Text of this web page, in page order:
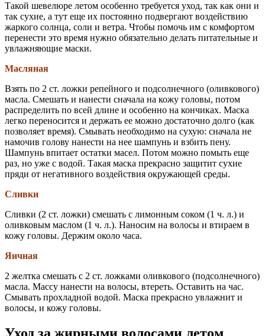
Такой шевелюре летом особенно требуется уход, так как они и
так сухие, а тут еще их постоянно подвергают воздействию
жаркого солнца, соли и ветра. Чтобы помочь им с комфортом
перенести это время нужно обязательно делать питательные и
увлажняющие маски.
Масляная
Взять по 2 ст. ложки репейного и подсолнечного (оливкового)
масла. Смешать и нанести сначала на кожу головы, потом
распределить по всей длине и особенно на кончиках. Маска
легко переносится и держать ее можно достаточно долго (как
позволяет время). Смывать необходимо на сухую: сначала не
намочив голову нанести на нее шампунь и взбить пену.
Шампунь впитает остатки масел. Потом можно помыть еще
раз, но уже с водой. Такая маска прекрасно защитит сухие
пряди от негативного воздействия окружающей среды.
Сливки
Сливки (2 ст. ложки) смешать с лимонным соком (1 ч. л.) и
оливковым маслом (1 ч. л.). Наносим на волосы и втираем в
кожу головы. Держим около часа.
Яичная
2 желтка смешать с 2 ст. ложками оливкового (подсолнечного)
масла. Массу нанести на волосы, втереть. Оставить на час.
Смывать прохладной водой. Маска прекрасно увлажнит и
волосы, и кожу головы.